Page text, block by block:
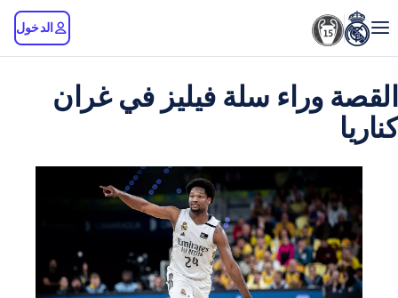
وراء سلة فيليز في غران